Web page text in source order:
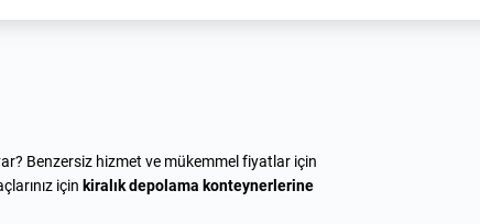
Benzersiz hizmet ve mükemmel fiyatlar için
için kiralık depolama konteynerlerine